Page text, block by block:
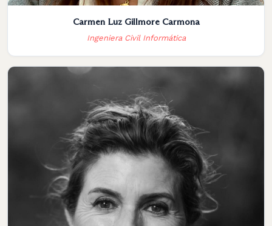
Carmen Luz Gillmore Carmona
Ingeniera Civil Informática